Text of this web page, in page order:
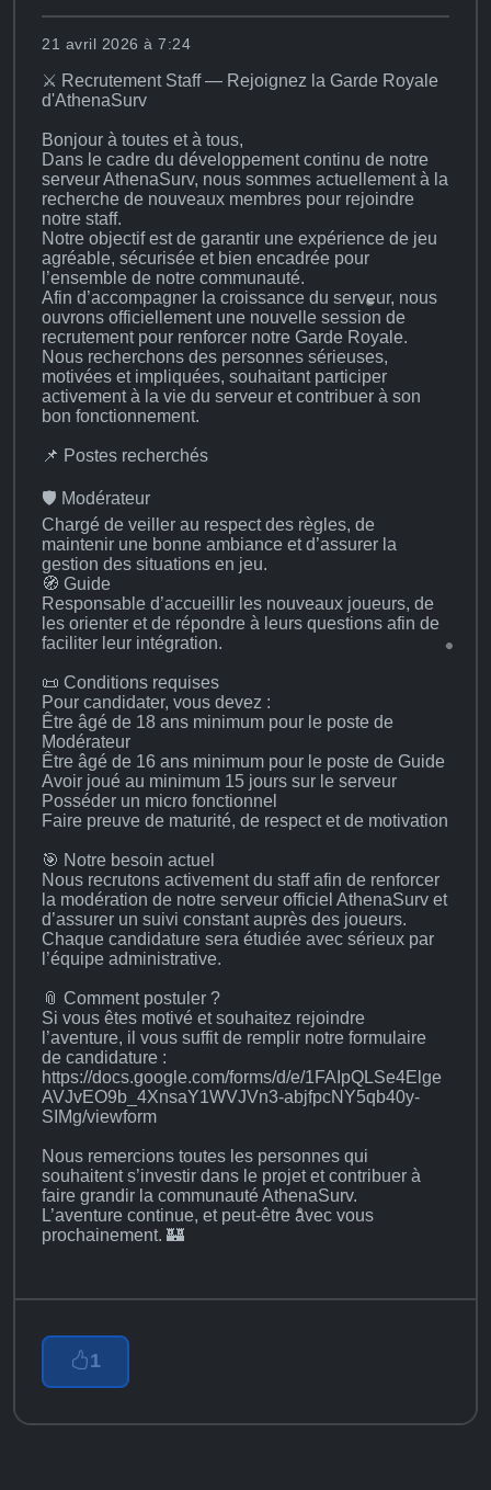
21 avril 2026 à 7:24
⚔️ Recrutement Staff — Rejoignez la Garde Royale
d'AthenaSurv
Bonjour à toutes et à tous,
Dans le cadre du développement continu de notre
serveur AthenaSurv, nous sommes actuellement à la
recherche de nouveaux membres pour rejoindre
notre staff.
Notre objectif est de garantir une expérience de jeu
agréable, sécurisée et bien encadrée pour
l’ensemble de notre communauté.
Afin d’accompagner la croissance du serveur, nous
ouvrons officiellement une nouvelle session de
recrutement pour renforcer notre Garde Royale.
Nous recherchons des personnes sérieuses,
motivées et impliquées, souhaitant participer
activement à la vie du serveur et contribuer à son
bon fonctionnement.
📌 Postes recherchés
🛡️ Modérateur
Chargé de veiller au respect des règles, de
maintenir une bonne ambiance et d’assurer la
gestion des situations en jeu.
🧭 Guide
Responsable d’accueillir les nouveaux joueurs, de
les orienter et de répondre à leurs questions afin de
faciliter leur intégration.
📜 Conditions requises
Pour candidater, vous devez :
Être âgé de 18 ans minimum pour le poste de
Modérateur
Être âgé de 16 ans minimum pour le poste de Guide
Avoir joué au minimum 15 jours sur le serveur
Posséder un micro fonctionnel
Faire preuve de maturité, de respect et de motivation
🎯 Notre besoin actuel
Nous recrutons activement du staff afin de renforcer
la modération de notre serveur officiel AthenaSurv et
d’assurer un suivi constant auprès des joueurs.
Chaque candidature sera étudiée avec sérieux par
l’équipe administrative.
📎 Comment postuler ?
Si vous êtes motivé et souhaitez rejoindre
l’aventure, il vous suffit de remplir notre formulaire
de candidature :
https://docs.google.com/forms/d/e/1FAIpQLSe4Elge
AVJvEO9b_4XnsaY1WVJVn3-abjfpcNY5qb40y-
SIMg/viewform
Nous remercions toutes les personnes qui
souhaitent s’investir dans le projet et contribuer à
faire grandir la communauté AthenaSurv.
L’aventure continue, et peut-être avec vous
prochainement. 🏰
1